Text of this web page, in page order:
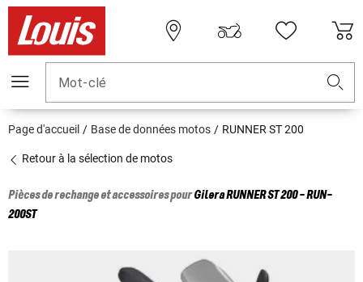
Mot-clé
Page d'accueil Base de données motos RUNNER ST 200
Retour à la sélection de motos
Pièces de rechange et accessoires pourGileraRUNNER ST 200 - RUN-
200ST